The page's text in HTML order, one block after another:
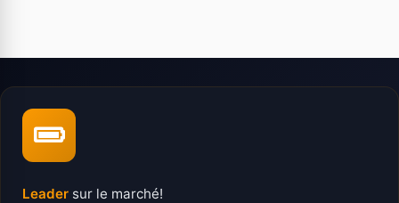
Leader sur le marché!